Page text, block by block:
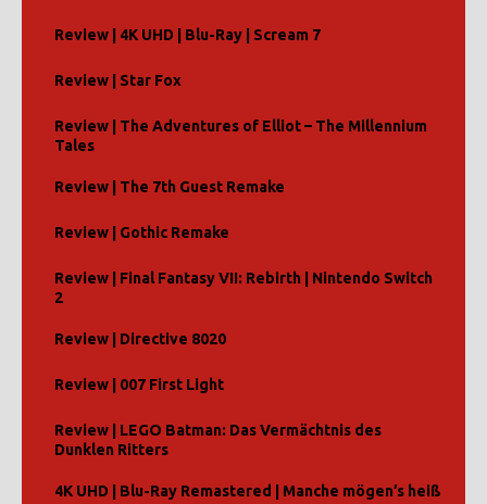
Review | 4K UHD | Blu-Ray | Scream 7
Review | Star Fox
Review | The Adventures of Elliot – The Millennium
Tales
Review | The 7th Guest Remake
Review | Gothic Remake
Review | Final Fantasy VII: Rebirth | Nintendo Switch
2
Review | Directive 8020
Review | 007 First Light
Review | LEGO Batman: Das Vermächtnis des
Dunklen Ritters
4K UHD | Blu-Ray Remastered | Manche mögen’s heiß